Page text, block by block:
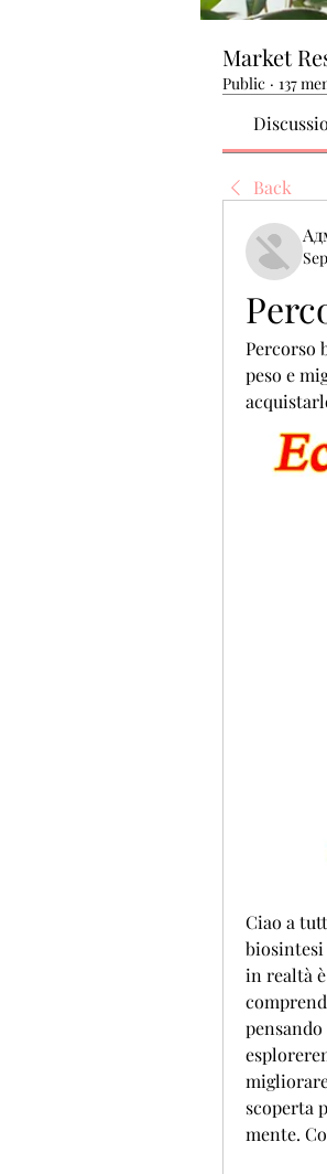
Market
Public · 137
Back
Percorso
peso e
Ciao a
biosintesi
in realtà
scoperta
mente.